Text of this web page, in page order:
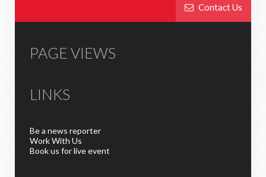
Contact Us
PAGE VIEWS
LINKS
Be a news reporter
Work With Us
Book us for live event